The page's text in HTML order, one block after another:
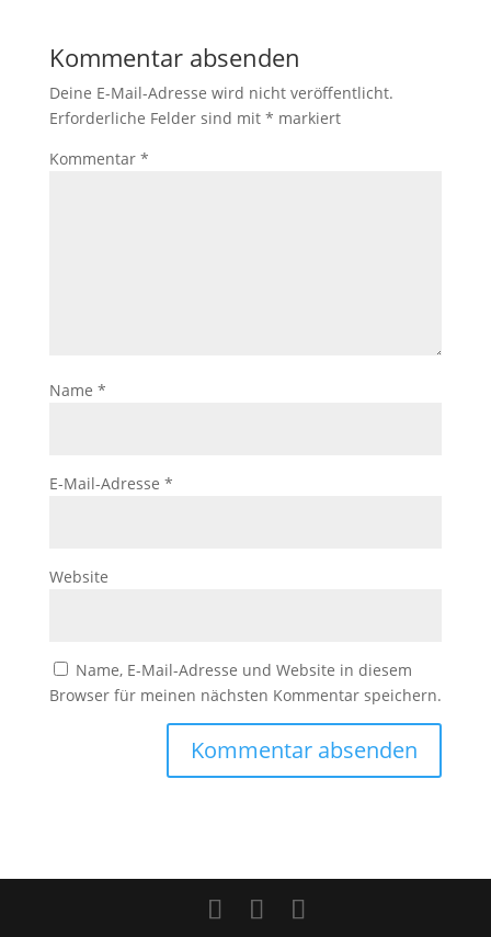
Kommentar absenden
Deine E-Mail-Adresse wird nicht veröffentlicht.
Erforderliche Felder sind mit * markiert
Kommentar *
Name *
E-Mail-Adresse *
Website
Name, E-Mail-Adresse und Website in diesem
Browser für meinen nächsten Kommentar speichern.